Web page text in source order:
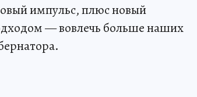
импульс, плюс новый
— вовлечь больше наших